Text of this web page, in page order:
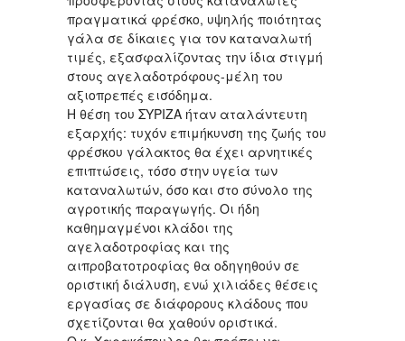
πραγματικά φρέσκο, υψηλής ποιότητας
γάλα σε δίκαιες για τον καταναλωτή
τιμές, εξασφαλίζοντας την ίδια στιγμή
στους αγελαδοτρόφους-μέλη του
αξιοπρεπές εισόδημα.
Η θέση του ΣΥΡΙΖΑ ήταν αταλάντευτη
εξαρχής: τυχόν επιμήκυνση της ζωής του
φρέσκου γάλακτος θα έχει αρνητικές
επιπτώσεις, τόσο στην υγεία των
καταναλωτών, όσο και στο σύνολο της
αγροτικής παραγωγής. Οι ήδη
καθημαγμένοι κλάδοι της
αγελαδοτροφίας και της
αιπροβατοτροφίας θα οδηγηθούν σε
οριστική διάλυση, ενώ χιλιάδες θέσεις
εργασίας σε διάφορους κλάδους που
σχετίζονται θα χαθούν οριστικά.